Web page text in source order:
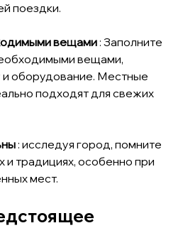
поездки.
вещами : Заполните
вещами,
и оборудование. Местные
подходят для свежих
: исследуя город, помните
и традициях, особенно при
мест.